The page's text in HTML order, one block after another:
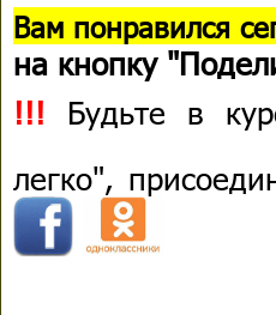
Вам понравился
на кнопку
!!! Будьте в
легко",